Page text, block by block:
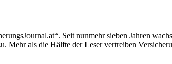
Seit nunmehr sieben Jahren
Mehr als die Hälfte der Leser vertreiben